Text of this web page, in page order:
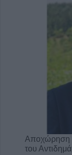
Αποχώρηση
του